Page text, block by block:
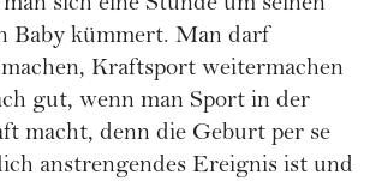
sich eine Stunde um seinen
Baby kümmert. Man darf
Kraftsport weitermachen
gut, wenn man Sport in der
macht, denn die Geburt per se
anstrengendes Ereignis ist und